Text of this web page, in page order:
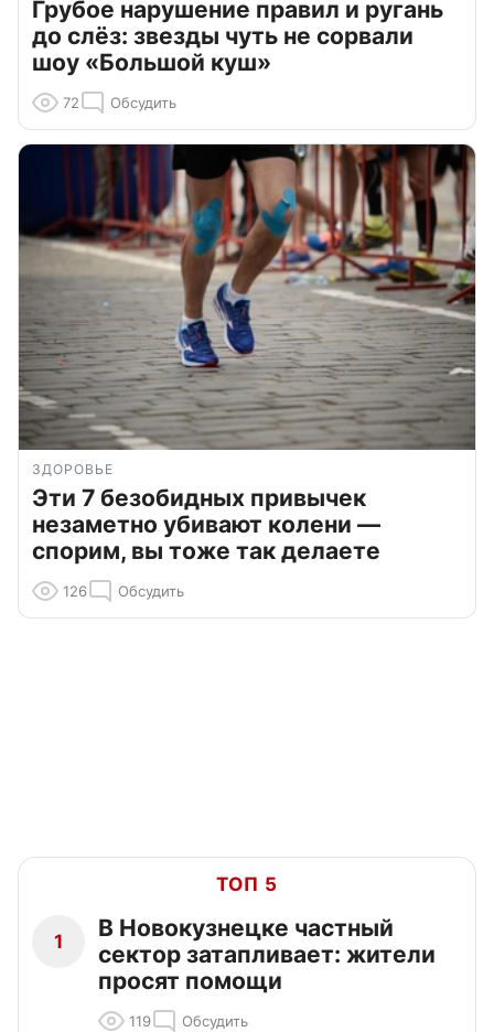
Грубое нарушение правил и ругань
до слёз: звезды чуть не сорвали
шоу «Большой куш»
72 Обсудить
ЗДОРОВЬЕ
Эти 7 безобидных привычек
незаметно убивают колени —
спорим, вы тоже так делаете
126 Обсудить
ТОП 5
1
В Новокузнецке частный
сектор затапливает: жители
просят помощи
119 Обсудить